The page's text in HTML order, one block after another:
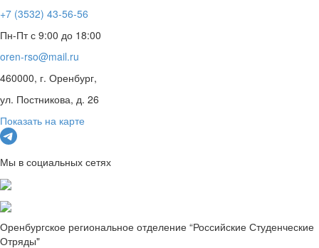
+7 (3532) 43-56-56
Пн-Пт с 9:00 до 18:00
oren-rso@mail.ru
460000, г. Оренбург,
ул. Постникова, д. 26
Показать на карте
Мы в социальных сетях
Оренбургское региональное отделение “Российские Студенческие
Отряды"